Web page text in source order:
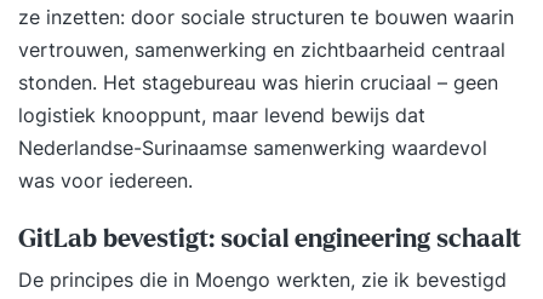
ze inzetten: door sociale structuren te bouwen waarin
vertrouwen, samenwerking en zichtbaarheid centraal
stonden. Het stagebureau was hierin cruciaal – geen
logistiek knooppunt, maar levend bewijs dat
Nederlandse-Surinaamse samenwerking waardevol
was voor iedereen.
GitLab bevestigt: social engineering schaalt
De principes die in Moengo werkten, zie ik bevestigd